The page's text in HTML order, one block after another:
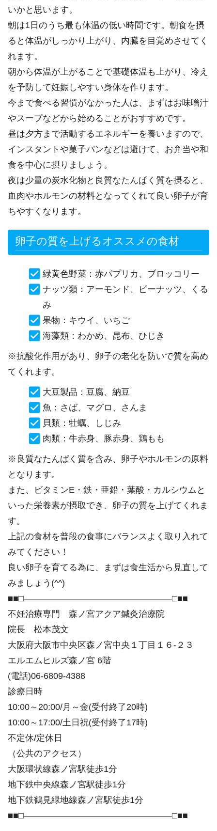
いかと思います。
朝は1日のうち最も体温の低い時間です。朝食を摂
ると体温がしっかり上がり、内臓を目覚めさせてく
れます。
朝から体温が上がることで基礎体温も上がり、冷え
を予防して妊娠しやすい身体を作ります。
今まで食べる習慣がなかった人は、まずはお味噌汁
やスープなどから始めることがおすすめです。
昼は夕方まで活動するエネルギーを養いますので、
インスタントや菓子パンなどは避けて、お弁当や和
食を中心に摂りましょう。
夜は少量の炭水化物と良質なたんぱく質を摂ると、
血肉やホルモンの材料となってくれて良い卵子が育
ちやすくなります。
卵子の質を上げるオススメの食材
緑黄色野菜：赤パプリカ、ブロッコリー
ナッツ類：アーモンド、ピーナッツ、くる
み
果物：キウイ、いちご
海藻類：わかめ、昆布、ひじき
※抗酸化作用があり、卵子の老化を防いで質を高め
てくれます。
大豆製品：豆腐、納豆
魚：さば、マグロ、さんま
貝類：牡蠣、しじみ
肉類：牛赤身、豚赤身、鶏もも
※良質なたんぱく質を含み、卵子やホルモンの原料
となります。
また、ビタミンE・鉄・亜鉛・葉酸・カルシウムと
いった栄養素が摂取でき、卵子の質を上げてくれま
す。
上記の食材を普段の食事にバランスよく取り入れて
みてください！
良い卵子を育てる為に、まずは食生活から見直して
みましょう(^^)
■■□―――――――――――――――――□■■
不妊治療専門 森ノ宮アクア鍼灸治療院
院長 松本茂文
大阪府大阪市中央区森ノ宮中央１丁目１６-２３
エルエムヒルズ森ノ宮 6階
(電話)06-6809-4388
診療日時
10:00～20:00/月～金(受付終了20時)
10:00～17:00/土日祝(受付終了17時)
不定休/定休日
（公共のアクセス）
大阪環状線森ノ宮駅徒歩1分
地下鉄中央線森ノ宮駅徒歩1分
地下鉄鶴見緑地線森ノ宮駅徒歩1分
■■□―――――――――――――――――□■■